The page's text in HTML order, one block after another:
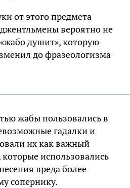
от этого предмета
вероятно не
душит», которую
до фразеологизма
жабы пользовались в
гадалки и
их как важный
использовались
вреда более
сопернику.